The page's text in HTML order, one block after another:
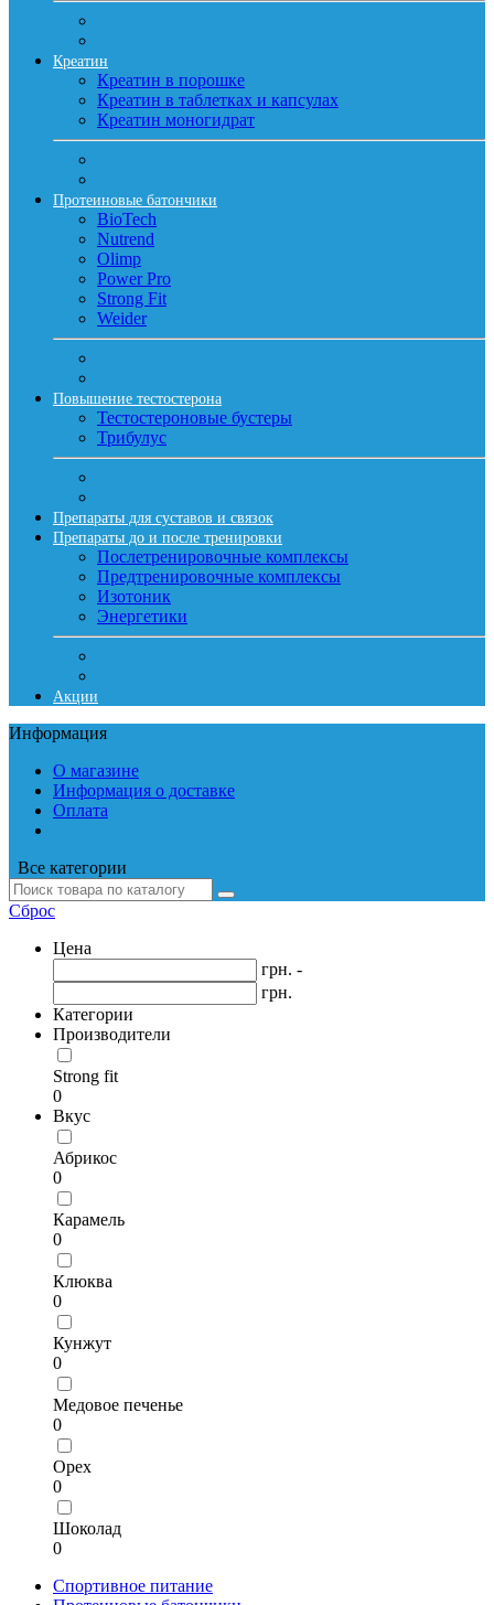
Креатин
Креатин в порошке
Креатин в таблетках и капсулах
Креатин моногидрат
Протеиновые батончики
BioTech
Nutrend
Olimp
Power Pro
Strong Fit
Weider
Повышение тестостерона
Тестостероновые бустеры
Трибулус
Препараты для суставов и связок
Препараты до и после тренировки
Послетренировочные комплексы
Предтренировочные комплексы
Изотоник
Энергетики
Акции
Информация
О магазине
Информация о доставке
Оплата
Все категории
Сброс
Цена
грн. -
грн.
Категории
Производители
Strong fit
0
Вкус
Абрикос
0
Карамель
0
Клюква
0
Кунжут
0
Медовое печенье
0
Орех
0
Шоколад
0
Спортивное питание